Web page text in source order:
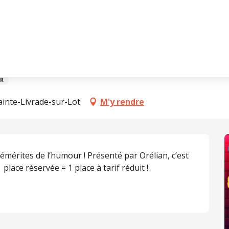
Livrade-sur-Lot M'y rendre
de l’humour ! Présenté par Orélian, c’est
réservée = 1 place à tarif réduit !